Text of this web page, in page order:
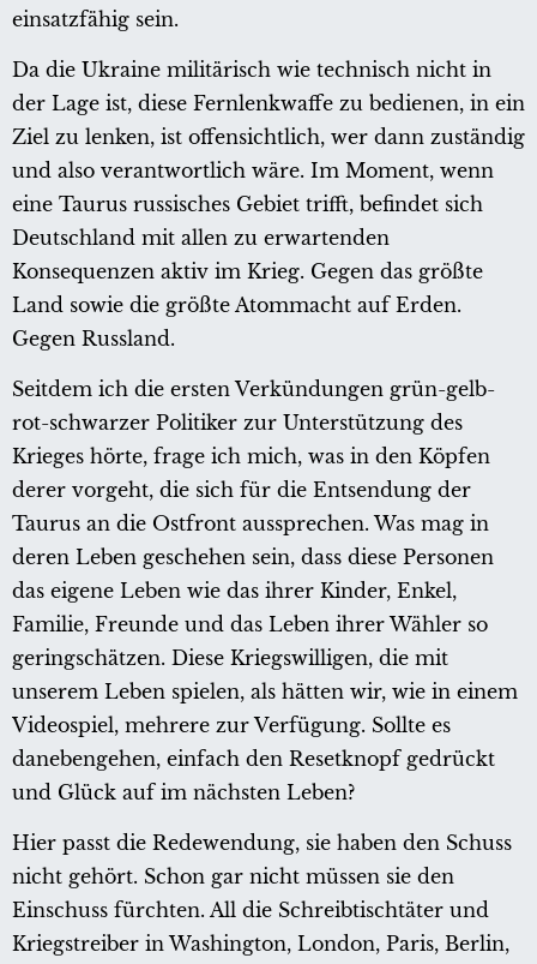
einsatzfähig sein.
Da die Ukraine militärisch wie technisch nicht in
der Lage ist, diese Fernlenkwaffe zu bedienen, in ein
Ziel zu lenken, ist offensichtlich, wer dann zuständig
und also verantwortlich wäre. Im Moment, wenn
eine Taurus russisches Gebiet trifft, befindet sich
Deutschland mit allen zu erwartenden
Konsequenzen aktiv im Krieg. Gegen das größte
Land sowie die größte Atommacht auf Erden.
Gegen Russland.
Seitdem ich die ersten Verkündungen grün-gelb-
rot-schwarzer Politiker zur Unterstützung des
Krieges hörte, frage ich mich, was in den Köpfen
derer vorgeht, die sich für die Entsendung der
Taurus an die Ostfront aussprechen. Was mag in
deren Leben geschehen sein, dass diese Personen
das eigene Leben wie das ihrer Kinder, Enkel,
Familie, Freunde und das Leben ihrer Wähler so
geringschätzen. Diese Kriegswilligen, die mit
unserem Leben spielen, als hätten wir, wie in einem
Videospiel, mehrere zur Verfügung. Sollte es
danebengehen, einfach den Resetknopf gedrückt
und Glück auf im nächsten Leben?
Hier passt die Redewendung, sie haben den Schuss
nicht gehört. Schon gar nicht müssen sie den
Einschuss fürchten. All die Schreibtischtäter und
Kriegstreiber in Washington, London, Paris, Berlin,